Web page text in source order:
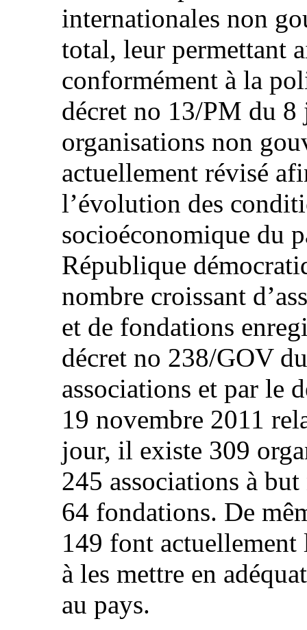
internationales non
total, leur permettant
conformément à la
décret no 13/PM du
organisations non
actuellement révisé
l’évolution des
socioéconomique du
République
nombre croissant
et de fondations
décret no 238/GOV
associations et par le
19 novembre 2011
jour, il existe 309
245 associations à
64 fondations. De
149 font actuellement
à les mettre en
au pays.